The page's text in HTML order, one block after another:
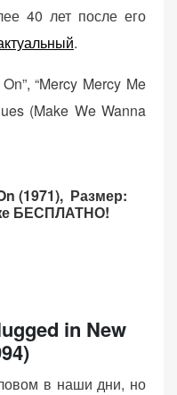
40 лет после его
.
“Mercy Mercy Me
(Make We Wanna
(1971), Размер:
БЕСПЛАТНО!
in New
в наши дни, но